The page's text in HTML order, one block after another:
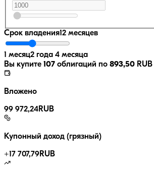
Срок владения12 месяцев
1 месяц2 года 4 месяца
Вы купите 107 облигаций по 893,50 RUB
Вложено
99 972,24RUB
Купонный доход (грязный)
+17 707,79RUB